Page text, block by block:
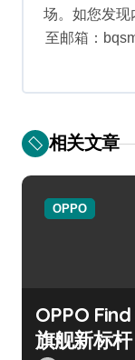
场。如您发现
至邮箱：
相关文章
OPPO
OPPO
旗舰新标杆